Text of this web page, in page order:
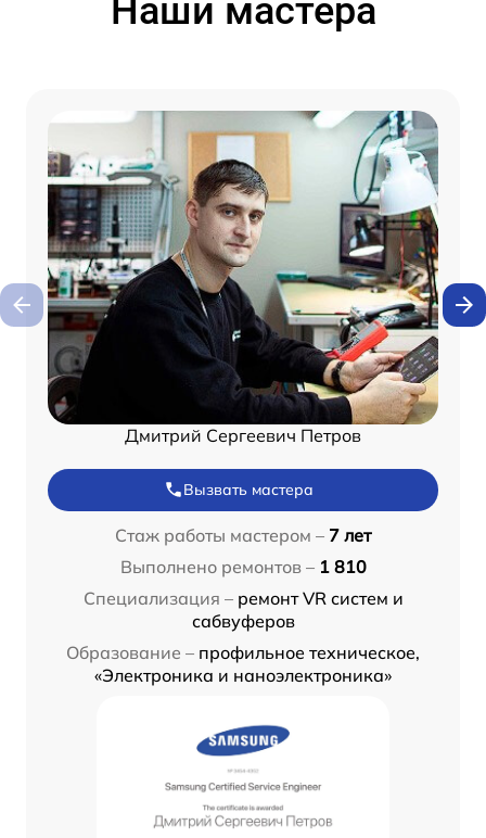
Наши мастера
Дмитрий Сергеевич Петров
Вызвать мастера
Стаж работы мастером – 7 лет
Выполнено ремонтов – 1 810
Специализация – ремонт VR систем и
сабвуферов
Образование – профильное техническое,
«Электроника и наноэлектроника»